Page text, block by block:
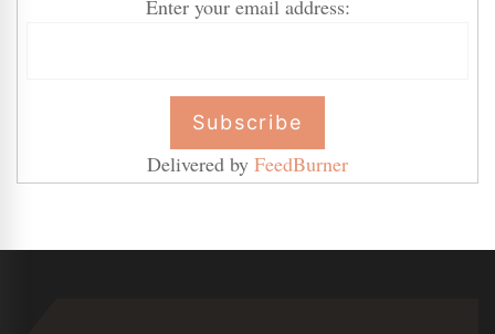
Enter your email address:
Delivered by FeedBurner